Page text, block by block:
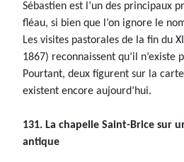
Sébastien est l’un des principaux
fléau, si bien que l’on ignore le
Les visites pastorales de la fin du
1867) reconnaissent qu’il n’existe
Pourtant, deux figurent sur la
existent encore aujourd’hui.
131. La chapelle Saint-Brice sur
antique